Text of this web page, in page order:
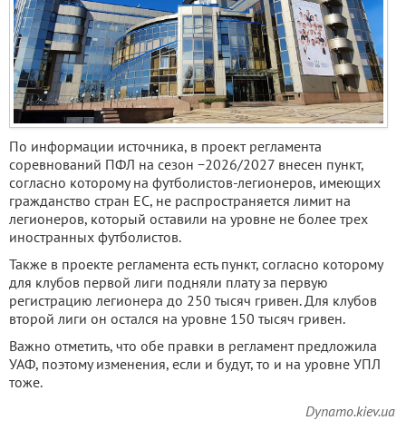
По информации источника, в проект регламента
соревнований ПФЛ на сезон −2026/2027 внесен пункт,
согласно которому на футболистов-легионеров, имеющих
гражданство стран ЕС, не распространяется лимит на
легионеров, который оставили на уровне не более трех
иностранных футболистов.
Также в проекте регламента есть пункт, согласно которому
для клубов первой лиги подняли плату за первую
регистрацию легионера до 250 тысяч гривен. Для клубов
второй лиги он остался на уровне 150 тысяч гривен.
Важно отметить, что обе правки в регламент предложила
УАФ, поэтому изменения, если и будут, то и на уровне УПЛ
тоже.
Dynamo.kiev.ua